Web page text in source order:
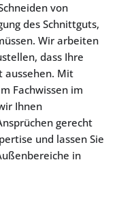
von
des Schnittguts,
Wir arbeiten
dass Ihre
aussehen. Mit
Fachwissen im
Ihnen
gerecht
und lassen Sie
in